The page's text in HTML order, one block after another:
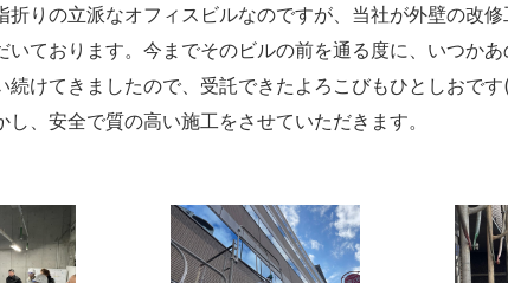
折りの立派なオフィスビルなのですが、当社が外壁の改
いております。今までそのビルの前を通る度に、いつか
続けてきましたので、受託できたよろこびもひとしおで
し、安全で質の高い施工をさせていただきます。